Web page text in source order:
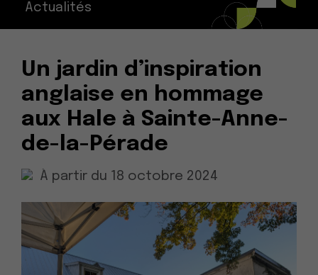
Actualités
Un jardin d’inspiration
anglaise en hommage
aux Hale à Sainte-Anne-
de-la-Pérade
À partir du 18 octobre 2024